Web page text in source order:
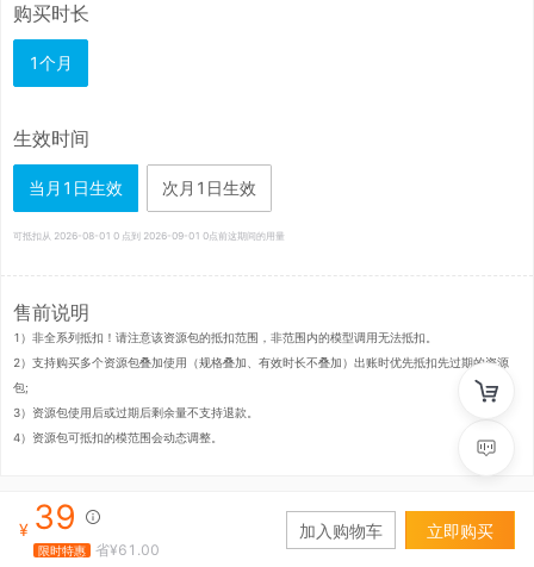
购买时长
1个月
生效时间
当月1日生效 次月1日生效
可抵扣从 2026-08-01 0 点到 2026-09-01 0点前这期间的用量
售前说明
1）非全系列抵扣！请注意该资源包的抵扣范围，非范围内的模型调用无法抵扣。
2）支持购买多个资源包叠加使用（规格叠加、有效时长不叠加）出账时优先抵扣先过期的资源
包;
3）资源包使用后或过期后剩余量不支持退款。
4）资源包可抵扣的模范围会动态调整。
¥ 39
限时特惠 省¥61.00
加入购物车 立即购买